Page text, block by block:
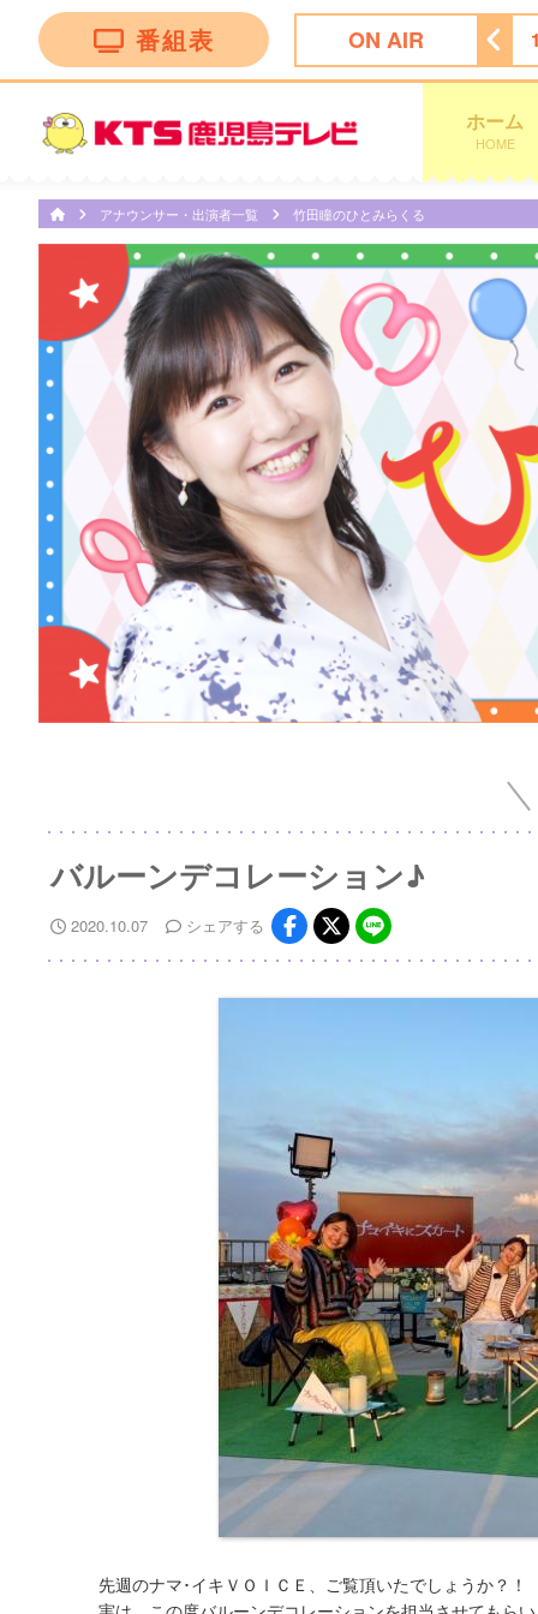
番組表 ON AIR
しま市 15:00 競馬ＢＥＡＴ 16:00 ぽよチャンネル
ホーム
HOME
アナウンサー・出演者一覧 竹田瞳のひとみらくる
バルーンデコレーション♪
2020.10.07 シェアする
先週のナマ･イキＶＯＩＣＥ、ご覧頂いたでしょうか？！